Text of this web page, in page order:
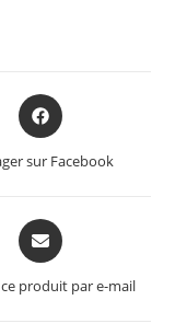
sur Facebook
produit par e-mail